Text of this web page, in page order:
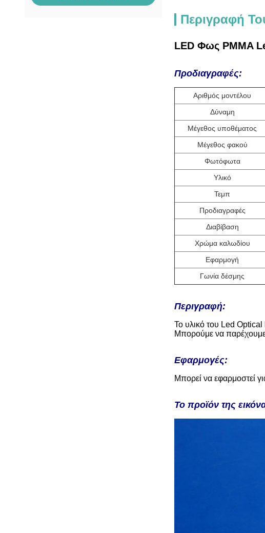
Περιγραφή
LED Φως PMMA
Προδιαγραφές:
Αριθμός μοντέλου
Δύναμη
Μέγεθος υποθέματος
Μέγεθος φακού
Φωτόφωτα
Υλικό
Τεμπ
Προδιαγραφές
Διαβίβαση
Χρώμα καλωδίου
Εφαρμογή
Γωνία δέσμης
Περιγραφή:
Το υλικό του Led
Μπορούμε να παρέχουμε
Εφαρμογές:
Μπορεί να εφαρμοστεί
Το προϊόν της